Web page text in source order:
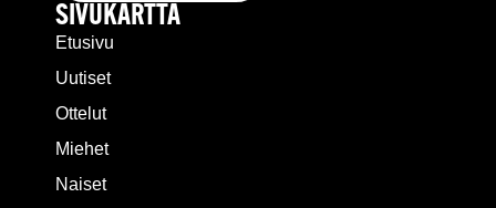
SIVUKARTTA
Etusivu
Uutiset
Ottelut
Miehet
Naiset